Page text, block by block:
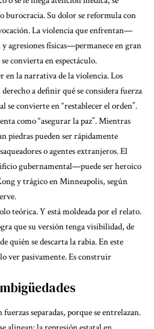
burocracia. Su dolor se reformula con
La violencia que enfrentan—
agresiones físicas—permanece en gran
convierta en espectáculo.
en la narrativa de la violencia. Los
a definir qué se considera fuerza
convierte en “restablecer el orden”.
como “asegurar la paz”. Mientras
piedras pueden ser rápidamente
o agentes extranjeros. El
gubernamental—puede ser heroico
y trágico en Minneapolis, según
teórica. Y está moldeada por el relato.
que su versión tenga visibilidad, de
quién se descarta la rabia. En este
ver pasivamente. Es construir
separadas, porque se entrelazan.